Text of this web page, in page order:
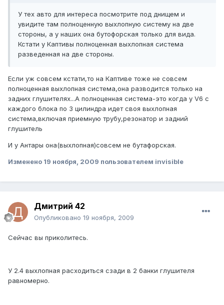
У тех авто для интереса посмотрите под днищем и
увидите там полноценную выхлопную систему на две
стороны, а у наших она бутофорская только для вида.
Кстати у Каптивы полноценная выхлопная система
разведенная на две стороны.
Если уж совсем кстати,то на Каптиве тоже не совсем
полноценная выхлопная система,она разводится только на
задних глушителях...А полноценная система-это когда у V6 с
каждого блока по 3 цилиндра идет своя выхлопная
система,включая приемную трубу,резонатор и задний
глушитель
И у Антары она(выхлопная)совсем не бутафорская.
Изменено 19 ноября, 2009 пользователем invisible
Дмитрий 42
Опубликовано 19 ноября, 2009
Сейчас вы приколитесь.
У 2.4 выхлопная расходиться сзади в 2 банки глушителя
равномерно.